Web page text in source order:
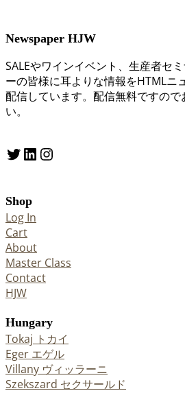
Newspaper HJW
SALEやワインイベント、生産者セ
ーの皆様に耳よりな情報をHTMLニ
配信しています。配信無料ですので
い。
Twitter LinkedIn Instagram
Shop
Log In
Cart
About
Master Class
Contact
HJW
Hungary
Tokaj トカイ
Eger エゲル
Villany ヴィッラーニ
Szekszard セクサールド